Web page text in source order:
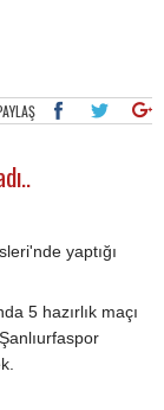
yaptığı
5 hazırlık maçı
Şanlıurfaspor